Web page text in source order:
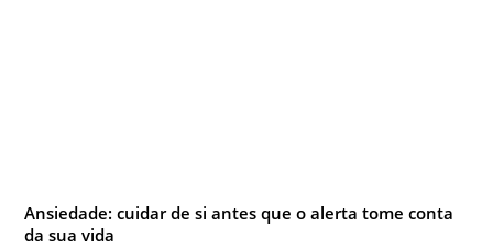
Ansiedade: cuidar de si antes que o alerta tome conta
da sua vida